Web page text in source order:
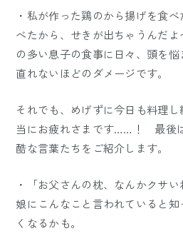
・私が作った鶏のから揚げを食
べたから、せきが出ちゃうんだ
の多い息子の食事に日々、頭を
直れないほどのダメージです。
それでも、めげずに今日も料理
当にお疲れさまです……！ 最後
酷な言葉たちをご紹介します。
・「お父さんの枕、なんかクサ
娘にこんなこと言われていると
くなるかも。